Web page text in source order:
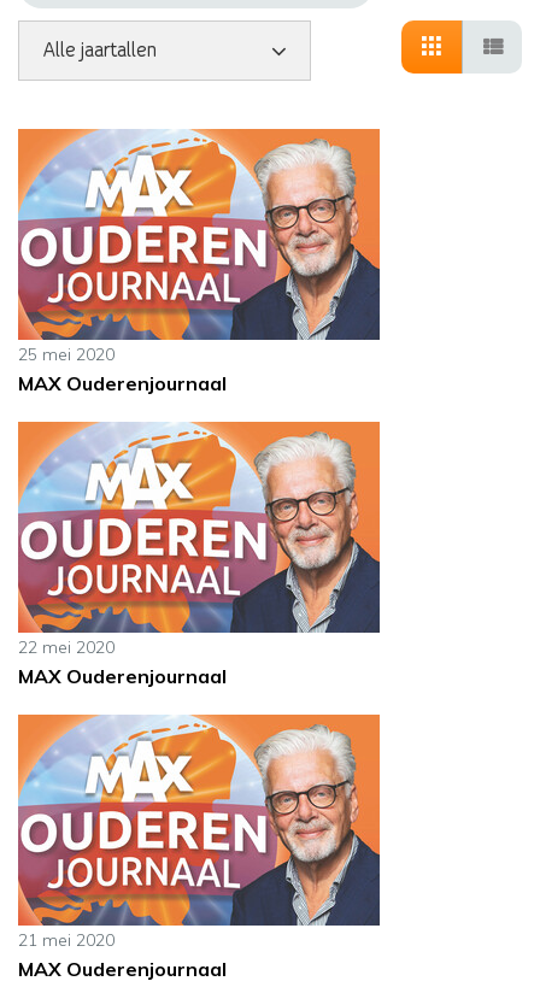
25 mei 2020
MAX Ouderenjournaal
22 mei 2020
MAX Ouderenjournaal
21 mei 2020
MAX Ouderenjournaal